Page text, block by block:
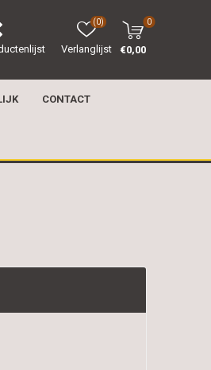
Verlanglijst
(0) 0
€0,00
CONTACT